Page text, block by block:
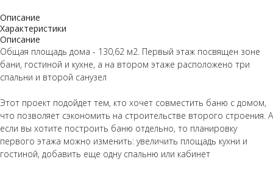
Описание
Характеристики
Описание
Общая площадь дома - 130,62 м2. Первый этаж посвящен зоне
бани, гостиной и кухне, а на втором этаже расположено три
спальни и второй санузел
Этот проект подойдет тем, кто хочет совместить баню с домом,
что позволяет сэкономить на строительстве второго строения. А
если вы хотите построить баню отдельно, то планировку
первого этажа можно изменить: увеличить площадь кухни и
гостиной, добавить еще одну спальню или кабинет